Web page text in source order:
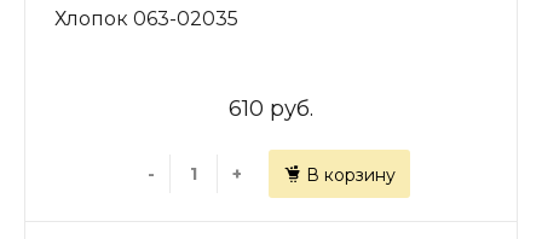
Хлопок 063-02035
610 руб.
- + В корзину